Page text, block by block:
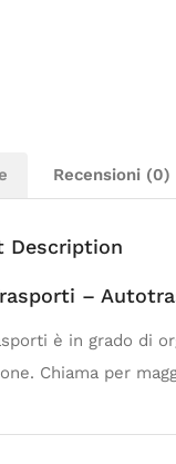
Recensioni (0)
Description
–
è in grado di
Chiama per